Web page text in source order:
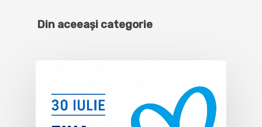
Din aceeași categorie